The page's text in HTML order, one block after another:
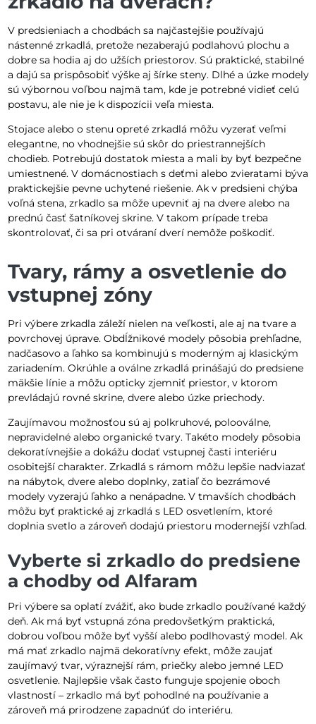
V predsieniach a chodbách sa najčastejšie používajú
nástenné zrkadlá, pretože nezaberajú podlahovú plochu a
dobre sa hodia aj do užších priestorov. Sú praktické, stabilné
a dajú sa prispôsobiť výške aj šírke steny. Dlhé a úzke modely
sú výbornou voľbou najmä tam, kde je potrebné vidieť celú
postavu, ale nie je k dispozícii veľa miesta.
Stojace alebo o stenu opreté zrkadlá môžu vyzerať veľmi
elegantne, no vhodnejšie sú skôr do priestrannejších
chodieb. Potrebujú dostatok miesta a mali by byť bezpečne
umiestnené. V domácnostiach s deťmi alebo zvieratami býva
praktickejšie pevne uchytené riešenie. Ak v predsieni chýba
voľná stena, zrkadlo sa môže upevniť aj na dvere alebo na
prednú časť šatníkovej skrine. V takom prípade treba
skontrolovať, či sa pri otváraní dverí nemôže poškodiť.
Tvary, rámy a osvetlenie do
vstupnej zóny
Pri výbere zrkadla záleží nielen na veľkosti, ale aj na tvare a
povrchovej úprave. Obdĺžnikové modely pôsobia prehľadne,
nadčasovo a ľahko sa kombinujú s moderným aj klasickým
zariadením. Okrúhle a oválne zrkadlá prinášajú do predsiene
mäkšie línie a môžu opticky zjemniť priestor, v ktorom
prevládajú rovné skrine, dvere alebo úzke priechody.
Zaujímavou možnosťou sú aj polkruhové, polooválne,
nepravidelné alebo organické tvary. Takéto modely pôsobia
dekoratívnejšie a dokážu dodať vstupnej časti interiéru
osobitejší charakter. Zrkadlá s rámom môžu lepšie nadviazať
na nábytok, dvere alebo doplnky, zatiaľ čo bezrámové
modely vyzerajú ľahko a nenápadne. V tmavších chodbách
môžu byť praktické aj zrkadlá s LED osvetlením, ktoré
doplnia svetlo a zároveň dodajú priestoru modernejší vzhľad.
Vyberte si zrkadlo do predsiene
a chodby od Alfaram
Pri výbere sa oplatí zvážiť, ako bude zrkadlo používané každý
deň. Ak má byť vstupná zóna predovšetkým praktická,
dobrou voľbou môže byť vyšší alebo podlhovastý model. Ak
má mať zrkadlo najmä dekoratívny efekt, môže zaujať
zaujímavý tvar, výraznejší rám, priečky alebo jemné LED
osvetlenie. Najlepšie však často funguje spojenie oboch
vlastností – zrkadlo má byť pohodlné na používanie a
zároveň má prirodzene zapadnúť do interiéru.